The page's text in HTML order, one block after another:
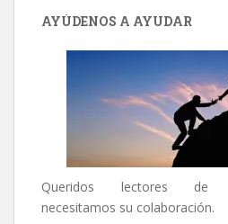
AYÚDENOS A AYUDAR
Queridos lectores de
necesitamos su colaboración.